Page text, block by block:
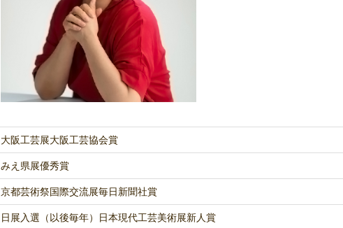
大阪工芸展大阪工芸協会賞
みえ県展優秀賞
京都芸術祭国際交流展毎日新聞社賞
日展入選（以後毎年）日本現代工芸美術展新人賞